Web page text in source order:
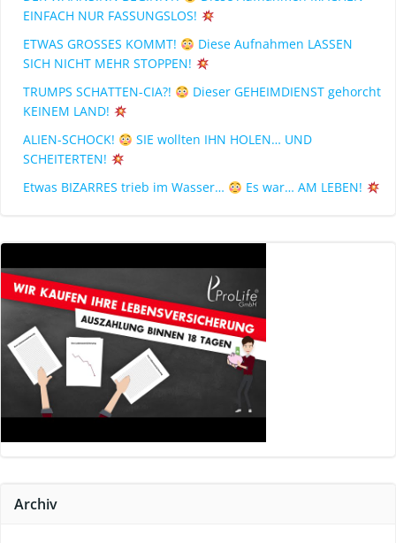
EINFACH NUR FASSUNGSLOS!
ETWAS GROSSES KOMMT!
Diese Aufnahmen LASSEN
SICH NICHT MEHR STOPPEN!
TRUMPS SCHATTEN-CIA?!
Dieser GEHEIMDIENST gehorcht
KEINEM LAND!
ALIEN-SCHOCK!
SIE wollten IHN HOLEN… UND
SCHEITERTEN!
Etwas BIZARRES trieb im Wasser…
Es war… AM LEBEN!
Archiv